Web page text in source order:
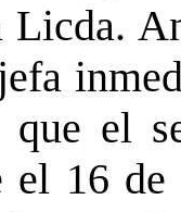
Licda.
que el
el 16